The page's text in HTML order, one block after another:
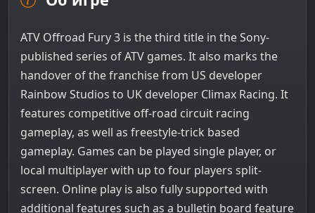
ATV Offroad Fury 3 is the third title in the Sony-
published series of ATV games. It also marks the
handover of the franchise from US developer
Rainbow Studios to UK developer Climax Racing. It
features competitive off-road circuit racing
gameplay, as well as freestyle-trick based
gameplay. Games can be played single player, or
local multiplayer with up to four players split-
screen. Online play is also fully supported with
additional features such as a bulletin board feature